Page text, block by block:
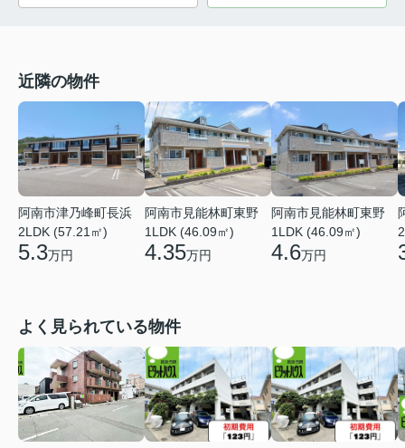
近隣の物件
阿南市津乃峰町長浜
2LDK (57.21㎡)
5.3万円
阿南市見能林町東野
1LDK (46.09㎡)
4.35万円
阿南市見能林町東野
1LDK (46.09㎡)
4.6万円
よく見られている物件